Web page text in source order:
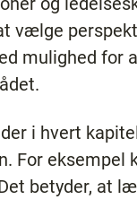
vælge
mulighed for
i hvert
For eksempel
betyder, at